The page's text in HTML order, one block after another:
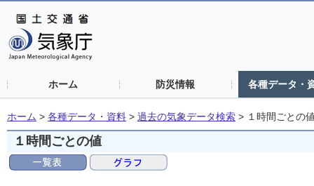
ホーム 防災情報 各種データ・
ホーム > 各種データ・資料 > 過去の気象データ検索 > １時間ごとの
１時間ごとの値